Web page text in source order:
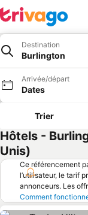
Destination
Burlington
Arrivée/départ
Dates
Trier
Hôtels -
Unis)
Ce référencement
l’utilisateur, le tarif
annonceurs. Les
Comment